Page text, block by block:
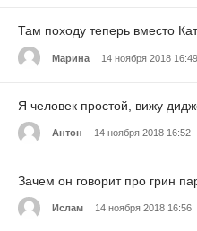
Там походу теперь вместо
Марина 14 ноября 2018 16:49
Я человек простой, вижу
Антон 14 ноября 2018 16:52
Зачем он говорит про грин
Ислам 14 ноября 2018 16:56